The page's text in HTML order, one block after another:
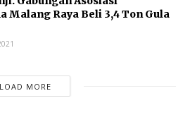
Malang Raya Beli 3,4 Ton Gula
LOAD MORE